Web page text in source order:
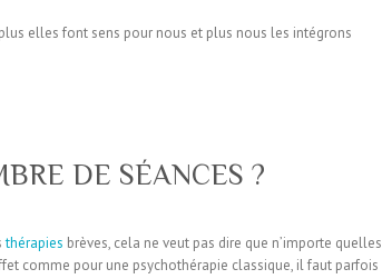
elles font sens pour nous et plus nous les intégrons
DE SÉANCES ?
thérapies brèves, cela ne veut pas dire que n’importe quelles
comme pour une psychothérapie classique, il faut parfois